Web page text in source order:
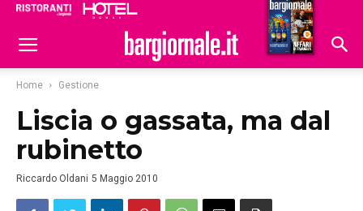
Hoteldomani
Home Gestione
Liscia o gassata, ma dal
rubinetto
Riccardo Oldani 5 Maggio 2010